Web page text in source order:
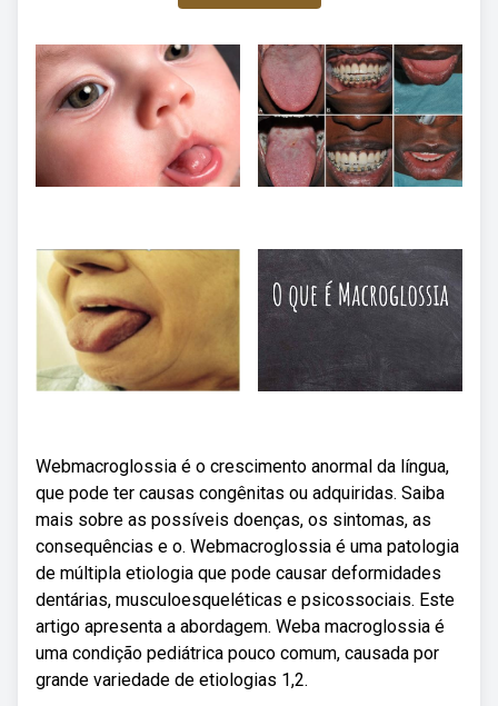
Webmacroglossia é o crescimento anormal da língua,
que pode ter causas congênitas ou adquiridas. Saiba
mais sobre as possíveis doenças, os sintomas, as
consequências e o. Webmacroglossia é uma patologia
de múltipla etiologia que pode causar deformidades
dentárias, musculoesqueléticas e psicossociais. Este
artigo apresenta a abordagem. Weba macroglossia é
uma condição pediátrica pouco comum, causada por
grande variedade de etiologias 1,2.